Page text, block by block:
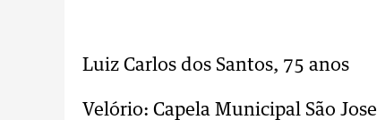
Luiz Carlos dos Santos, 75 anos
Velório: Capela Municipal São Jose